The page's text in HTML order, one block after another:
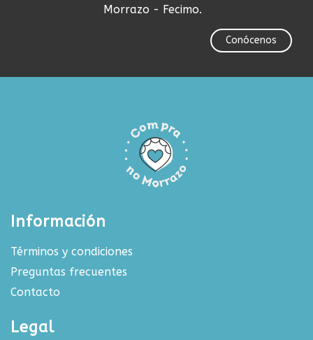
Morrazo - Fecimo.
Conócenos
Información
Términos y condiciones
Preguntas frecuentes
Contacto
Legal